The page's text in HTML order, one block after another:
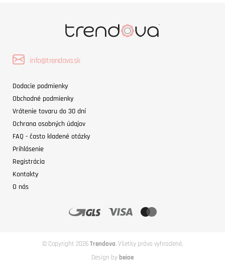
info@trendova.sk
Dodacie podmienky
Obchodné podmienky
Vrátenie tovaru do 30 dní
Ochrana osobných údajov
FAQ - často kladené otázky
Prihlásenie
Registrácia
Kontakty
O nás
© Copyright 2026Trendova. Všetky práva vyhradené.
Design by beioe